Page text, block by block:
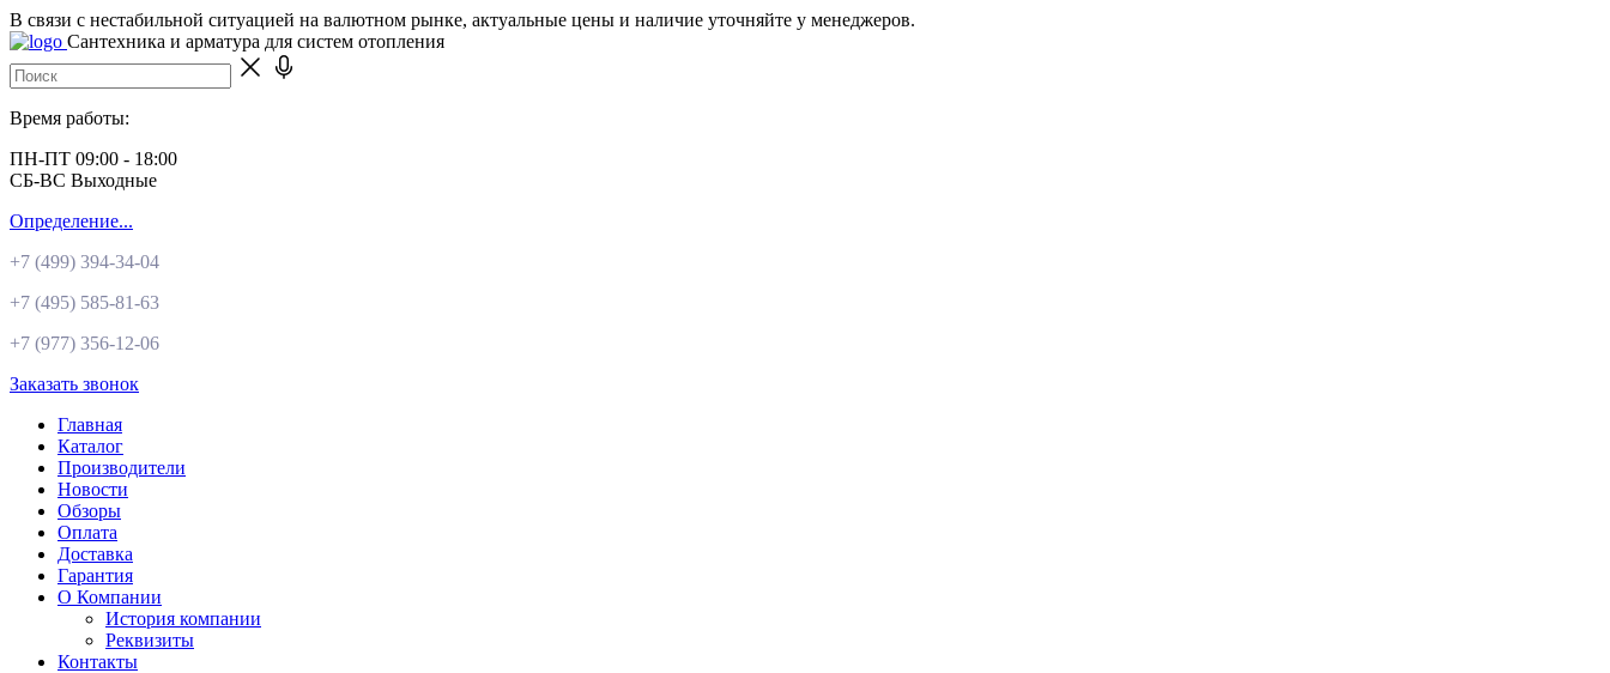
В связи с нестабильной ситуацией на валютном рынке, актуальные цены и наличие уточняйте у менеджеров.
Сантехника и арматура для систем отопления
Время работы:
ПН-ПТ 09:00 - 18:00
СБ-ВС Выходные
Определение...
+7 (499) 394-34-04
+7 (495) 585-81-63
+7 (977) 356-12-06
Заказать звонок
Главная
Каталог
Производители
Новости
Обзоры
Оплата
Доставка
Гарантия
О Компании
История компании
Реквизиты
Контакты